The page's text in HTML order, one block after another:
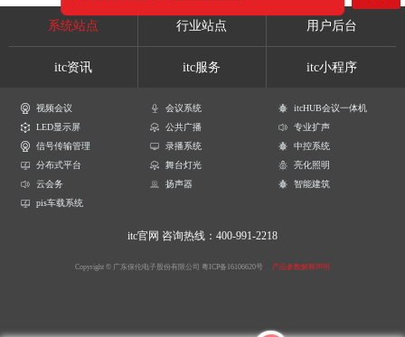
系统站点 行业站点 用户后台
itc资讯 itc服务 itc小程序
视频会议 会议系统
itcHUB会议一体机
LED显示屏
公共广播
专业扩声
信号传输管理
录播系统
中控系统
分布式平台
舞台灯光
亮化照明
云会务
扬声器
智能建筑
pis车载系统
itc官网 咨询热线：400-991-2218
Copyright © 广东保伦电子股份有限公司 粤ICP备16106620号 产品参数解释声明